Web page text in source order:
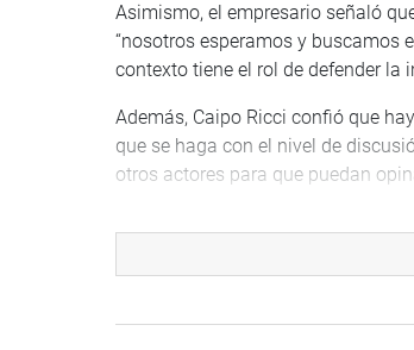
Asimismo, el empresario señaló
“nosotros esperamos y buscamos
contexto tiene el rol de defender la
Además, Caipo Ricci confió que
que se haga con el nivel de
otros actores para que puedan
Oscar Caipo Ricci llegó
de la primera vicepresidenta de